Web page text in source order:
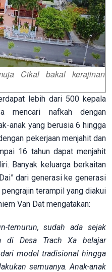
Cikal bakal kerajinan
lebih dari 500 kepala
mencari nafkah dengan
anak yang berusia 6 hingga
pekerjaan menjahit dan
16 tahun dapat menjahit
Banyak keluarga berkaitan
dari generasi ke generasi
terampil yang diakui
Van Dat mengatakan:
temurun, sudah ada sejak
di Desa Trach Xa belajar
dari model tradisional hingga
semuanya. Anak-anak